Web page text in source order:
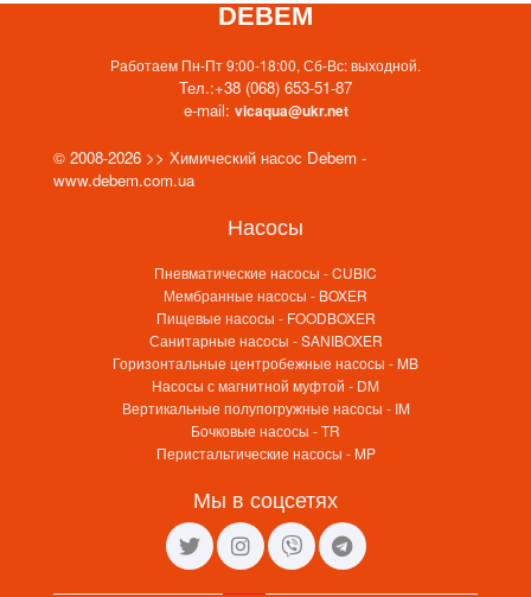
DEBEM
Работаем Пн-Пт 9:00-18:00, Сб-Вс: выходной.
Тел.:+38 (068) 653-51-87
e-mail: vicaqua@ukr.net
© 2008-2026 >> Химический насос Debem -
www.debem.com.ua
Насосы
Пневматические насосы - CUBIC
Мембранные насосы - BOXER
Пищевые насосы - FOODBOXER
Санитарные насосы - SANIBOXER
Горизонтальные центробежные насосы - MB
Насосы с магнитной муфтой - DM
Вертикальные полупогружные насосы - IM
Бочковые насосы - TR
Перистальтические насосы - MP
Мы в соцсетях